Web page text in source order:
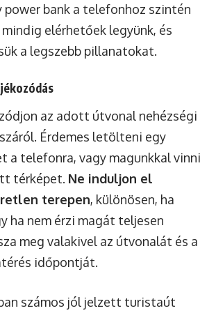
power bank a telefonhoz szintén
elérhetőek legyünk, és
a legszebb pillanatokat.
az adott útvonal nehézségi
Érdemes letölteni egy
a telefonra, vagy magunkkal vinni
térképet. Ne induljon el
terepen, különösen, ha
ha nem érzi magát teljesen
meg valakivel az útvonalát és a
időpontját.
számos jól jelzett turistaút